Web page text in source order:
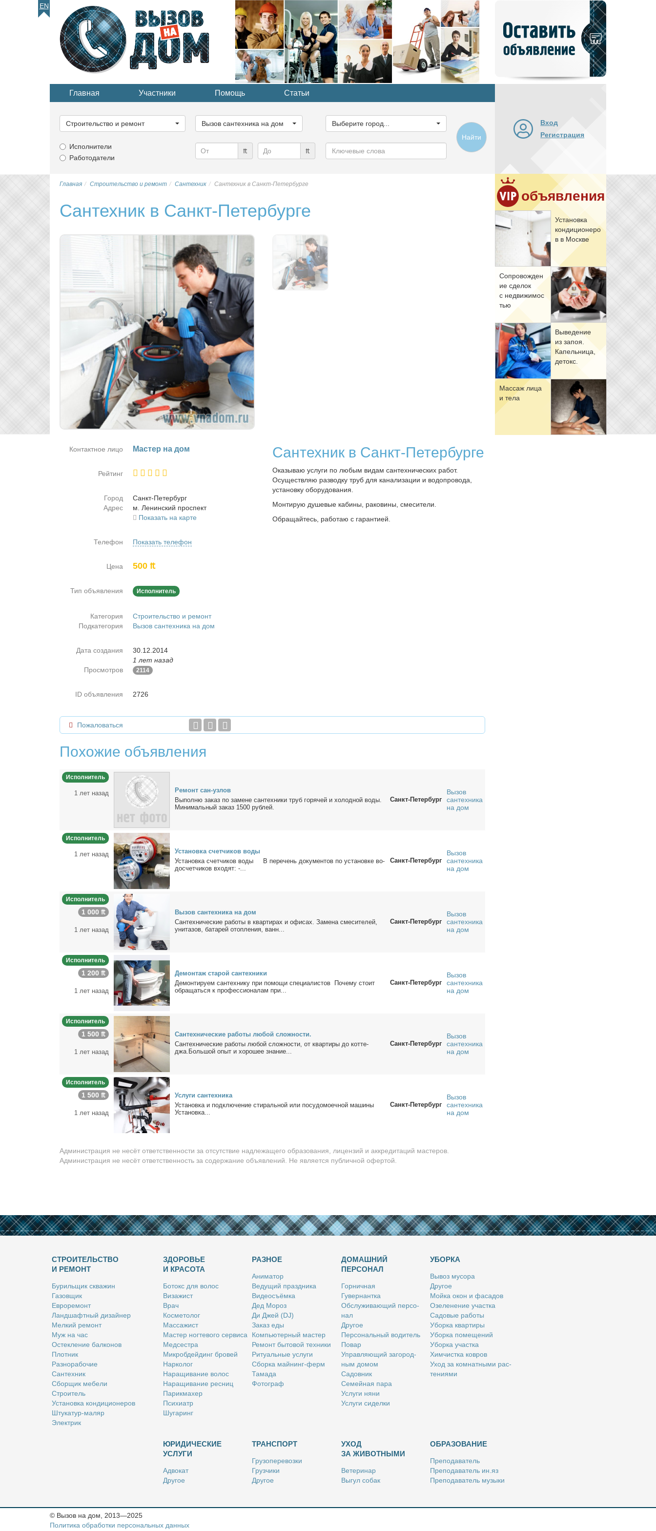
EN
объявление
Главная Участники Помощь Статьи
категорию...
Строительство и ремонт
категорию...
Вызов сантехника на дом
город...
Выберите город...
Исполнители
Работодатели
₶ ₶
Ключевые
слова
Найти
Вход
Регистрация
объявления
Уста­нов­ка
кон­ди­ци­о­не­ро
в в Москве
Со­про­вож­де­н
ие сде­лок
с недви­жи­мо­с
тью
Вы­ве­де­ние
из за­поя.
Ка­пель­ни­ца,
де­токс.
Мас­саж ли­ца
и те­ла
Главная Строительство и ремонт Сантехник Сантехник в Санкт-Петербурге
Сантехник в Санкт-Петербурге
Сантехник в Санкт-Петербурге
Оказываю услуги по любым видам сантехнических работ.
Осуществляю разводку труб для канализации и водопровода,
установку оборудования.
Монтирую душевые кабины, раковины, смесители.
Обращайтесь, работаю с гарантией.
Контактное лицо Ма­стер на дом
Рейтинг
Город
Санкт-Пе­тер­бург
Адрес
м. Ле­нин­ский про­спект
Показать на карте
Телефон Показать телефон
Цена 500 ₶
Тип объявления Исполнитель
Категория
Строительство и ремонт
Подкатегория
Вызов сантехника на дом
Дата создания
30.12.2014
1 лет назад
Просмотров
2114
ID объявления 2726
Пожаловаться
Похожие объявления
Исполнитель
1 лет назад
Ре­монт сан-уз­лов
Вы­пол­ню за­каз по за­мене сан­тех­ни­ки труб го­ря­чей и хо­лод­ной во­ды.
Ми­ни­маль­ный за­каз 1500 руб­лей.
Санкт-Петербург
Вызов
сантехника
на дом
Исполнитель
1 лет назад
Уста­нов­ка счет­чи­ков во­ды
Уста­нов­ка счет­чи­ков во­ды В пе­ре­чень до­ку­мен­тов по уста­нов­ке во­
до­счет­чи­ков вхо­дят: -...
Санкт-Петербург
Вызов
сантехника
на дом
Исполнитель
1 000 ₶
1 лет назад
Вы­зов сан­тех­ни­ка на дом
Сан­тех­ни­че­ские ра­бо­ты в квар­ти­рах и офи­сах. За­ме­на сме­си­те­лей,
уни­та­зов, ба­та­рей отоп­ле­ния, ванн...
Санкт-Петербург
Вызов
сантехника
на дом
Исполнитель
1 200 ₶
1 лет назад
Де­мон­таж ста­рой сан­тех­ни­ки
Де­мон­ти­ру­ем сан­тех­ни­ку при по­мо­щи спе­ци­а­ли­стов По­че­му сто­ит
об­ра­щать­ся к про­фес­сио­на­лам при...
Санкт-Петербург
Вызов
сантехника
на дом
Исполнитель
1 500 ₶
1 лет назад
Сан­тех­ни­че­ские ра­бо­ты лю­бой слож­но­сти.
Сан­тех­ни­че­ские ра­бо­ты лю­бой слож­но­сти, от квар­ти­ры до кот­те­
джа.Боль­шой опыт и хо­ро­шее зна­ние...
Санкт-Петербург
Вызов
сантехника
на дом
Исполнитель
1 500 ₶
1 лет назад
Услу­ги сан­тех­ни­ка
Уста­нов­ка и под­клю­че­ние сти­раль­ной или по­су­до­мо­еч­ной ма­ши­ны
Уста­нов­ка...
Санкт-Петербург
Вызов
сантехника
на дом
Администрация не несёт ответственности за отсутствие надлежащего образования, лицензий и аккредитаций мастеров.
Администрация не несёт ответственность за содержание объявлений. Не является публичной офертой.
СТРОИТЕЛЬСТВО
И РЕМОНТ
Бу­риль­щик сква­жин
Га­зов­щик
Ев­ро­ре­монт
Ланд­шафт­ный ди­зай­нер
Мел­кий ре­монт
Муж на час
Остек­ле­ние бал­ко­нов
Плот­ник
Раз­но­ра­бо­чие
Сан­тех­ник
Сбор­щик ме­бе­ли
Стро­и­тель
Уста­нов­ка кон­ди­ци­о­не­ров
Шту­ка­тур-ма­ляр
Элек­трик
ЗДОРОВЬЕ
И КРАСОТА
Бо­токс для во­лос
Ви­за­жист
Врач
Кос­ме­то­лог
Мас­са­жист
Ма­стер ног­те­во­го сер­ви­са
Мед­сест­ра
Мик­роб­дей­динг бро­вей
Нар­ко­лог
На­ра­щи­ва­ние во­лос
На­ра­щи­ва­ние рес­ниц
Па­рик­махер
Пси­хи­атр
Шу­га­ринг
РАЗНОЕ
Ани­ма­тор
Ве­ду­щий празд­ни­ка
Ви­део­съём­ка
Дед Мо­роз
Ди Джей (DJ)
За­каз еды
Ком­пью­тер­ный ма­стер
Ре­монт бы­то­вой тех­ни­ки
Ри­ту­аль­ные услу­ги
Сбор­ка май­нинг-ферм
Та­ма­да
Фо­то­граф
ДОМАШНИЙ
ПЕРСОНАЛ
Гор­нич­ная
Гу­вер­нант­ка
Об­слу­жи­ва­ю­щий пер­со­
нал
Дру­гое
Пер­со­наль­ный во­ди­тель
По­вар
Управ­ля­ю­щий за­го­род­
ным до­мом
Са­дов­ник
Се­мей­ная па­ра
Услу­ги ня­ни
Услу­ги си­дел­ки
УБОРКА
Вы­воз му­со­ра
Дру­гое
Мой­ка окон и фа­са­дов
Озе­ле­не­ние участ­ка
Са­до­вые ра­бо­ты
Убор­ка квар­ти­ры
Убор­ка по­ме­ще­ний
Убор­ка участ­ка
Хим­чист­ка ков­ров
Уход за ком­нат­ны­ми рас­
те­ни­я­ми
ЮРИДИЧЕСКИЕ
УСЛУГИ
Адво­кат
Дру­гое
Ри­эл­тор
Юрист
ТРАНСПОРТ
Гру­зо­пе­ре­воз­ки
Груз­чи­ки
Дру­гое
Так­си
УХОД
ЗА ЖИВОТНЫМИ
Ве­те­ри­нар
Вы­гул со­бак
Стриж­ка жи­вот­ных
ОБРАЗОВАНИЕ
Пре­по­да­ва­тель
Пре­по­да­ва­тель ин.яз
Пре­по­да­ва­тель му­зы­ки
© Вызов на дом, 2013—2025
Политика обработки персональных данных